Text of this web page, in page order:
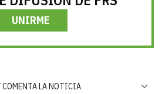
UNIRME
COMENTA LA NOTICIA